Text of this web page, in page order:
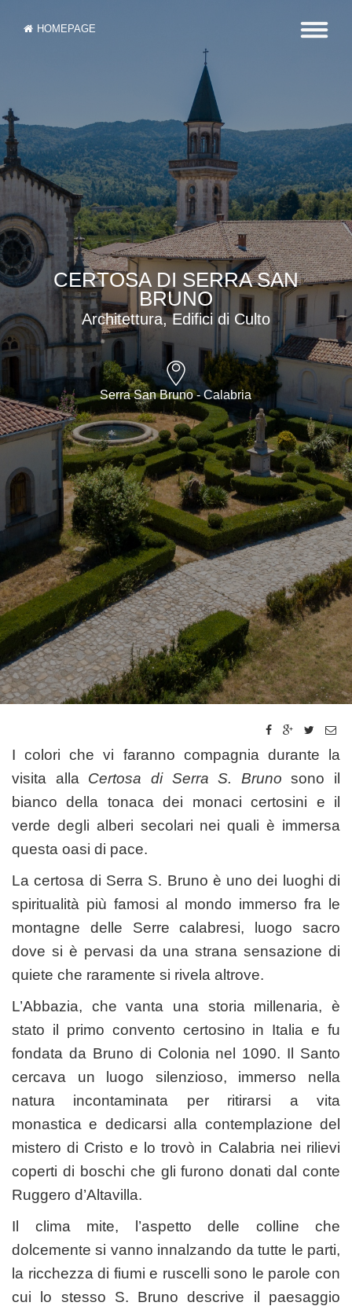
HOMEPAGE
CERTOSA DI SERRA SAN
BRUNO
Architettura, Edifici di Culto
Serra San Bruno - Calabria
I colori che vi faranno compagnia durante la
visita alla Certosa di Serra S. Bruno sono il
bianco della tonaca dei monaci certosini e il
verde degli alberi secolari nei quali è immersa
questa oasi di pace.
La certosa di Serra S. Bruno è uno dei luoghi di
spiritualità più famosi al mondo immerso fra le
montagne delle Serre calabresi, luogo sacro
dove si è pervasi da una strana sensazione di
quiete che raramente si rivela altrove.
L’Abbazia, che vanta una storia millenaria, è
stato il primo convento certosino in Italia e fu
fondata da Bruno di Colonia nel 1090. Il Santo
cercava un luogo silenzioso, immerso nella
natura incontaminata per ritirarsi a vita
monastica e dedicarsi alla contemplazione del
mistero di Cristo e lo trovò in Calabria nei rilievi
coperti di boschi che gli furono donati dal conte
Ruggero d’Altavilla.
Il clima mite, l’aspetto delle colline che
dolcemente si vanno innalzando da tutte le parti,
la ricchezza di fiumi e ruscelli sono le parole con
cui lo stesso S. Bruno descrive il paesaggio